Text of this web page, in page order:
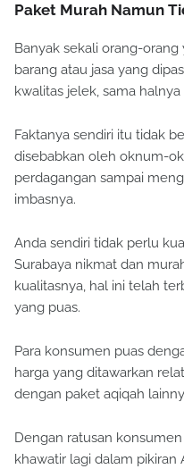
Paket Murah Namun
Banyak sekali orang-
barang atau jasa yang
kwalitas jelek, sama
Faktanya sendiri itu tidak
disebabkan oleh oknum-
perdagangan sampai
imbasnya.
Anda sendiri tidak perlu
Surabaya nikmat dan
kualitasnya, hal ini telah
yang puas.
Para konsumen puas
harga yang ditawarkan
dengan paket aqiqah
Dengan ratusan
khawatir lagi dalam pikiran